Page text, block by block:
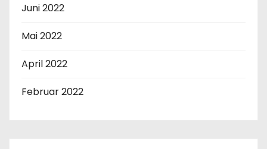
Juni 2022
Mai 2022
April 2022
Februar 2022